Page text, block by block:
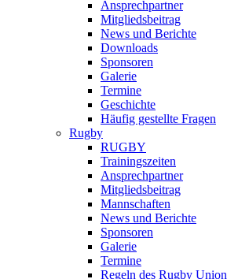
Ansprechpartner
Mitgliedsbeitrag
News und Berichte
Downloads
Sponsoren
Galerie
Termine
Geschichte
Häufig gestellte Fragen
Rugby
RUGBY
Trainingszeiten
Ansprechpartner
Mitgliedsbeitrag
Mannschaften
News und Berichte
Sponsoren
Galerie
Termine
Regeln des Rugby Union